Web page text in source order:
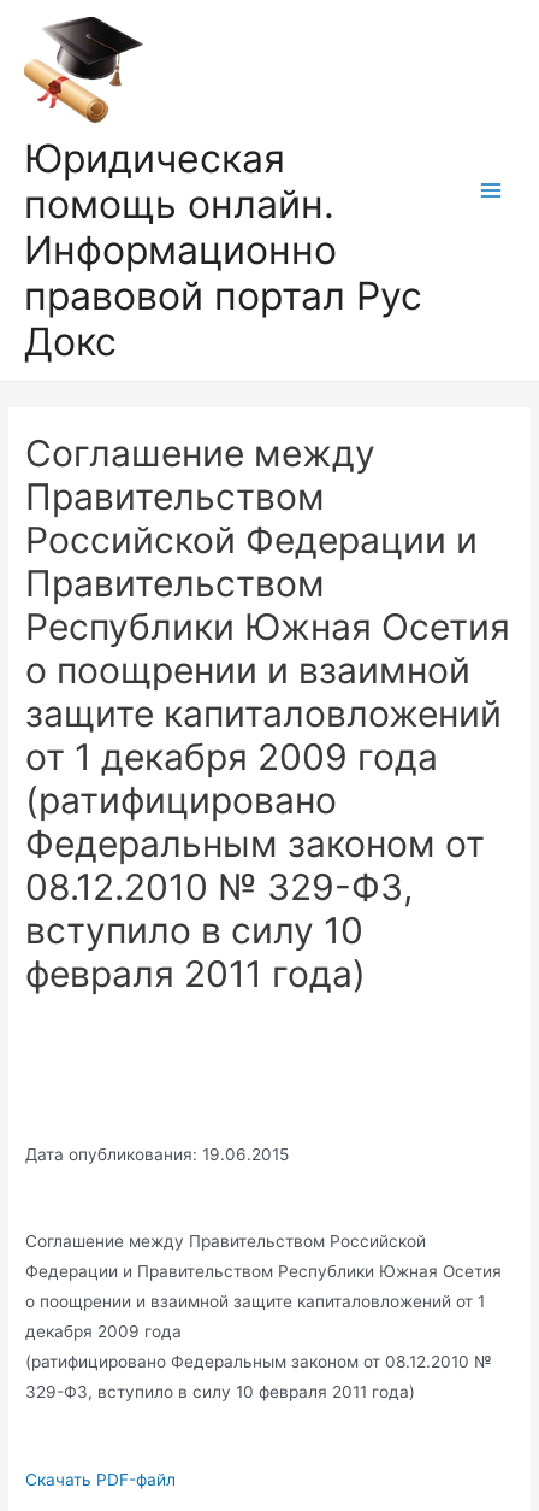
содержимому
Юридическая
помощь онлайн.
Информационно
правовой портал Рус
Докс
Соглашение между
Правительством
Российской Федерации и
Правительством
Республики Южная Осетия
о поощрении и взаимной
защите капиталовложений
от 1 декабря 2009 года
(ратифицировано
Федеральным законом от
08.12.2010 № 329-ФЗ,
вступило в силу 10
февраля 2011 года)
Дата опубликования: 19.06.2015
Соглашение между Правительством Российской
Федерации и Правительством Республики Южная Осетия
о поощрении и взаимной защите капиталовложений от 1
декабря 2009 года
(ратифицировано Федеральным законом от 08.12.2010 №
329-ФЗ, вступило в силу 10 февраля 2011 года)
Скачать PDF-файл